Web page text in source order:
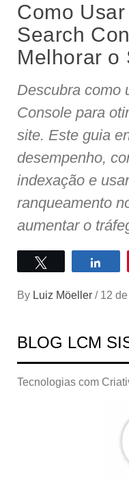
Como
Search
Melhorar o
Descubra como
Console para
site. Este guia
desempenho,
indexação e
ranqueamento
aumentar o
By Luiz Möeller / 12
BLOG LCM
Tecnologias com